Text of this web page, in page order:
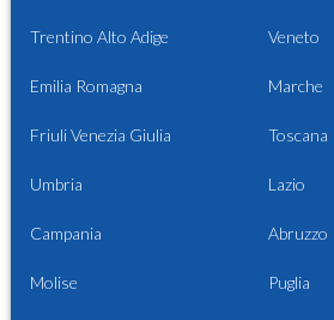
Trentino Alto Adige Veneto
Emilia Romagna Marche
Friuli Venezia Giulia Toscana
Umbria Lazio
Campania Abruzzo
Molise Puglia